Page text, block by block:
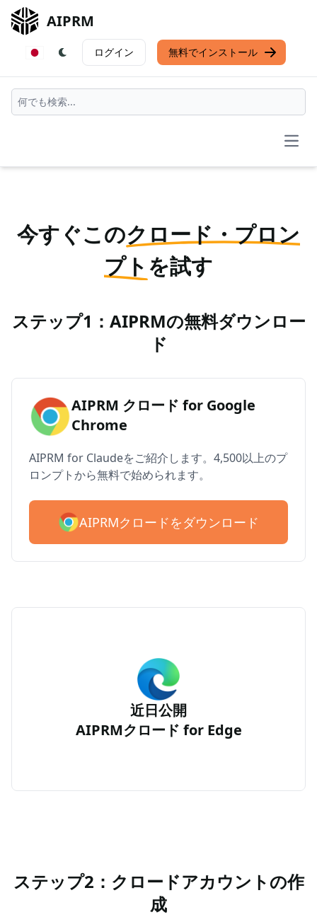
AIPRM
ログイン 無料でインストール
今すぐこのクロード・プロン
プト を試す
ステップ1：AIPRMの無料ダウンロー
ド
AIPRM クロード for Google
Chrome
AIPRM for Claudeをご紹介します。4,500以上のプ
ロンプトから無料で始められます。
AIPRMクロードをダウンロード
近日公開
AIPRMクロード for Edge
ステップ2：クロードアカウントの作
成